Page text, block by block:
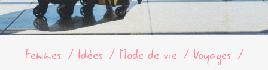
Femmes Idées Mode de vie Voyages